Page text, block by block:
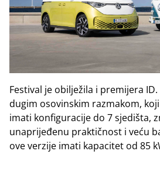
Festival je obilježila i premijera
dugim osovinskim razmakom,
imati konfiguracije do 7 sjedišta,
unaprijeđenu praktičnost i veću
ove verzije imati kapacitet od 85